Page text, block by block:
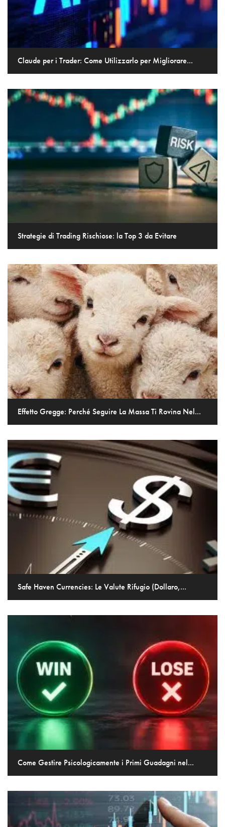
Claude per i Trader: Come Utilizzarlo per Migliorare...
Strategie di Trading Rischiose: la Top 3 da Evitare
Effetto Gregge: Perché Seguire La Massa Ti Rovina Nel...
Safe Haven Currencies: Le Valute Rifugio (Dollaro,...
Come Gestire Psicologicamente i Primi Guadagni nel...